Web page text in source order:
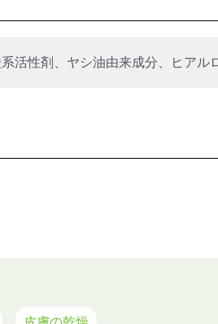
活性剤、ヤシ油由来成分、ヒアル